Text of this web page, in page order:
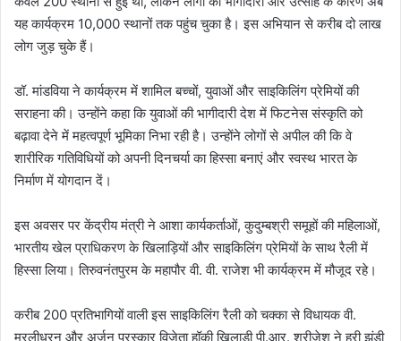
यह कार्यक्रम 10,000 स्थानों तक पहुंच चुका है। इस अभियान से करीब दो लाख
लोग जुड़ चुके हैं।
डॉ. मांडविया ने कार्यक्रम में शामिल बच्चों, युवाओं और साइकिलिंग प्रेमियों की
सराहना की। उन्होंने कहा कि युवाओं की भागीदारी देश में फिटनेस संस्कृति को
बढ़ावा देने में महत्वपूर्ण भूमिका निभा रही है। उन्होंने लोगों से अपील की कि वे
शारीरिक गतिविधियों को अपनी दिनचर्या का हिस्सा बनाएं और स्वस्थ भारत के
निर्माण में योगदान दें।
इस अवसर पर केंद्रीय मंत्री ने आशा कार्यकर्ताओं, कुदुम्बश्री समूहों की महिलाओं,
भारतीय खेल प्राधिकरण के खिलाड़ियों और साइकिलिंग प्रेमियों के साथ रैली में
हिस्सा लिया। तिरुवनंतपुरम के महापौर वी. वी. राजेश भी कार्यक्रम में मौजूद रहे।
करीब 200 प्रतिभागियों वाली इस साइकिलिंग रैली को चक्का से विधायक वी.
मुरलीधरन और अर्जुन पुरस्कार विजेता हॉकी खिलाड़ी पी.आर. श्रीजेश ने हरी झंडी